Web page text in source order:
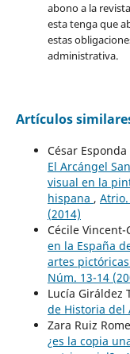
abono a la
esta tenga que
estas
administrativa.
Artículos
César
El Arcángel
visual en la
hispana ,
(2014)
Cécile Vincent-
en la España
artes pictóricas
Núm. 13-14
Lucía Giráldez
de Historia del
Zara Ruiz
¿es la copia